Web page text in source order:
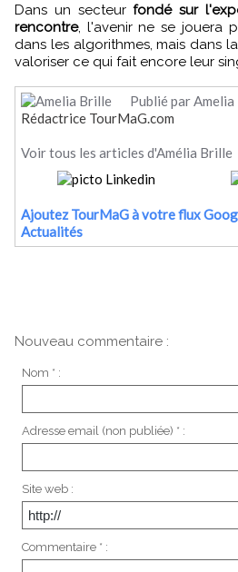
Dans un secteurfondé sur
rencontre, l'avenir ne se jouera
dans les algorithmes, mais dans
valoriser ce qui fait encore leur
Publié par
Rédactrice TourMaG.com
Voir tous les articles d'Amélia Brille
Ajoutez TourMaG à votre flux
Actualités
Nouveau commentaire :
Nom * :
Adresse email (non publiée) * :
Site web :
Commentaire * :